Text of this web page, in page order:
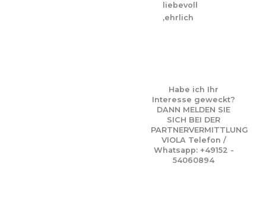
liebevoll
,ehrlich
Habe ich Ihr
Interesse geweckt?
DANN MELDEN SIE
SICH BEI DER
PARTNERVERMITTLUNG
VIOLA Telefon /
Whatsapp: +49152 -
54060894